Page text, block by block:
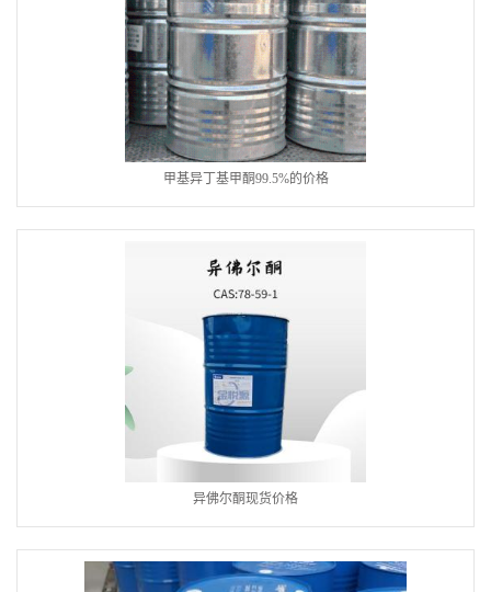
甲基异丁基甲酮99.5%的价格
异佛尔酮现货价格